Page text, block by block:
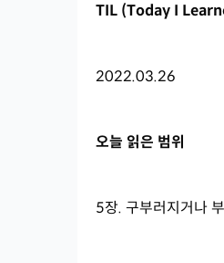
TIL (Today I
2022.03.26
오늘 읽은 범위
5장. 구부러지거나